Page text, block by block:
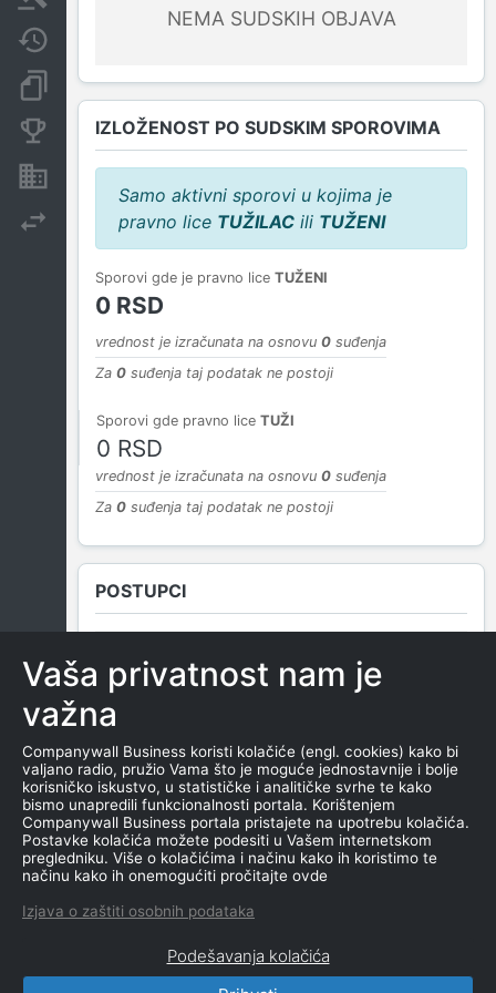
Dokumenti i objave
Konkurentske kompanije
Nekretnine i imovina
NEMA SUDSKIH OBJAVA
IZLOŽENOST PO SUDSKIM SPOROVIMA
Samo aktivni sporovi u kojima je
pravno lice TUŽILAC ili TUŽENI
Sporovi gde je pravno lice TUŽENI
0 RSD
vrednost je izračunata na osnovu 0 suđenja
Za 0 suđenja taj podatak ne postoji
Sporovi gde pravno lice TUŽI
0 RSD
vrednost je izračunata na osnovu 0 suđenja
Za 0 suđenja taj podatak ne postoji
POSTUPCI
NEMA SUDSKIH OBJAVA
ROČIŠTA
NEMA SUDSKIH OBJAVA
Vaša privatnost nam je
važna
Companywall Business koristi kolačiće (engl. cookies) kako bi
valjano radio, pružio Vama što je moguće jednostavnije i bolje
korisničko iskustvo, u statističke i analitičke svrhe te kako
bismo unapredili funkcionalnosti portala. Korištenjem
Companywall Business portala pristajete na upotrebu kolačića.
Postavke kolačića možete podesiti u Vašem internetskom
pregledniku. Više o kolačićima i načinu kako ih koristimo te
načinu kako ih onemogućiti pročitajte ovde
Izjava o zaštiti osobnih podataka
Podešavanja kolačića